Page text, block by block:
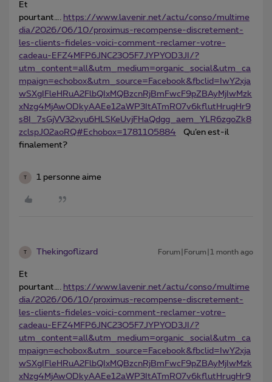
Et
pourtant…. https://www.lavenir.net/actu/conso/multime
dia/2026/06/10/proximus-recompense-discretement-
les-clients-fideles-voici-comment-reclamer-votre-
cadeau-EFZ4MFP6JNC23O5F7JYPYOD3JI/?
utm_content=all&utm_medium=organic_social&utm_ca
mpaign=echobox&utm_source=Facebook&fbclid=IwY2xja
wSXgIFleHRuA2FlbQIxMQBzcnRjBmFwcF9pZBAyMjIwMzk
xNzg4MjAwODkyAAEe12aWP3ItATmR07v6kflutHrugHr9
s8I_7sGjVV32xyu6HLSKeUvjFHaQdgg_aem_YLR6zgoZk8
zclspJ02aoRQ#Echobox=1781105884 Qu’en est-il
finalement?
T 1 personne aime
T Thekingoflizard Forum|Forum|1 month ago
Et
pourtant…. https://www.lavenir.net/actu/conso/multime
dia/2026/06/10/proximus-recompense-discretement-
les-clients-fideles-voici-comment-reclamer-votre-
cadeau-EFZ4MFP6JNC23O5F7JYPYOD3JI/?
utm_content=all&utm_medium=organic_social&utm_ca
mpaign=echobox&utm_source=Facebook&fbclid=IwY2xja
wSXgIFleHRuA2FlbQIxMQBzcnRjBmFwcF9pZBAyMjIwMzk
xNzg4MjAwODkyAAEe12aWP3ItATmR07v6kflutHrugHr9